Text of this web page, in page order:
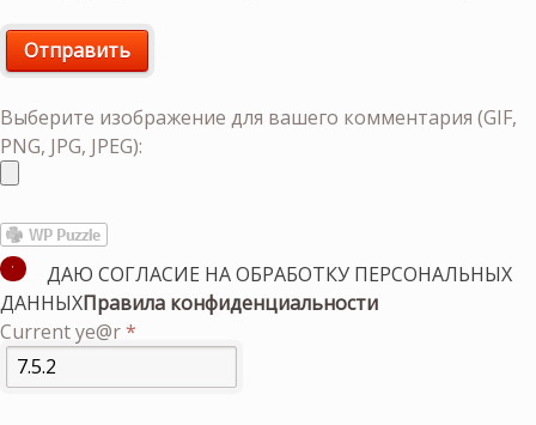
Выберите изображение для вашего комментария (GIF,
PNG, JPG, JPEG):
ДАЮ СОГЛАСИЕ НА ОБРАБОТКУ ПЕРСОНАЛЬНЫХ
ДАННЫХПравила конфиденциальности
Current ye@r*